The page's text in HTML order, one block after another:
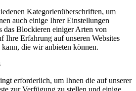
Kategorienüberschriften, um
auch einige Ihrer Einstellungen
das Blockieren einiger Arten von
Ihre Erfahrung auf unseren Websites
die wir anbieten können.
erforderlich, um Ihnen die auf unserer